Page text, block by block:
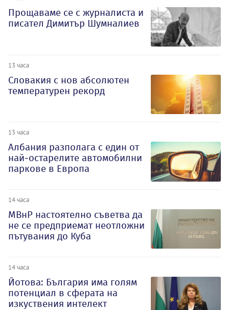
Прощаваме се с журналиста и
писател Димитър Шумналиев
13 часа
Словакия с нов абсолютен
температурен рекорд
13 часа
Албания разполага с един от
най-остарелите автомобилни
паркове в Европа
14 часа
МВнР настоятелно съветва да
не се предприемат неотложни
пътувания до Куба
14 часа
Йотова: България има голям
потенциал в сферата на
изкуствения интелект